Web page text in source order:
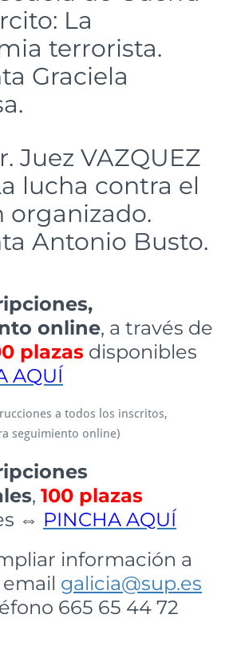
La
terrorista.
Graciela
Juez VAZQUEZ
lucha contra el
organizado.
Antonio Busto.
online, a través de
plazas disponibles
AQUÍ
a todos los inscritos,
seguimiento online)
, 100 plazas
⇔ PINCHA AQUÍ
información a
galicia@sup.es
665 65 44 72